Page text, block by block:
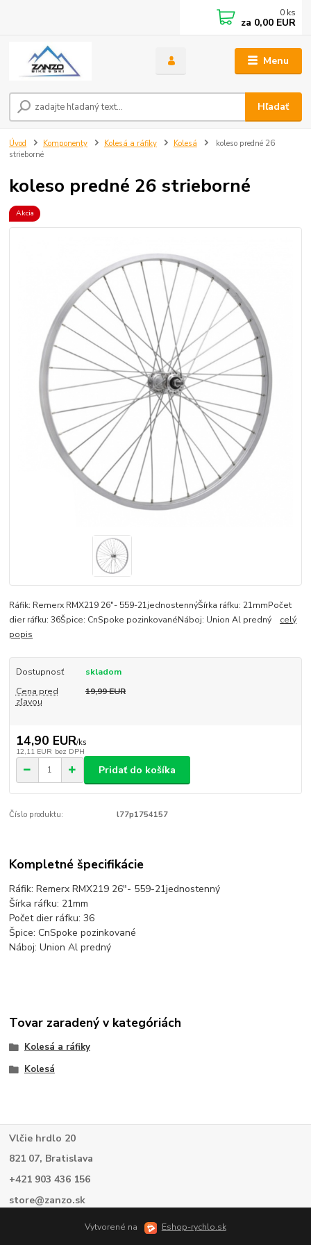
Menu
Hľadať
0 ks
za 0,00 EUR
Úvod Komponenty Kolesá a ráfiky Kolesá
koleso predné 26
strieborné
koleso predné 26 strieborné
Akcia
Ráfik: Remerx RMX219 26"- 559-21jednostennýŠírka ráfku: 21mmPočet
dier ráfku: 36Špice: CnSpoke pozinkovanéNáboj: Union Al predný celý
popis
Dostupnosť
skladom
Cena pred
zľavou
19,99 EUR
14,90 EUR/ks
12,11 EUR bez DPH
Pridať do košíka
Číslo produktu: l77p1754157
Kompletné špecifikácie
Ráfik: Remerx RMX219 26"- 559-21jednostenný
Šírka ráfku: 21mm
Počet dier ráfku: 36
Špice: CnSpoke pozinkované
Náboj: Union Al predný
Tovar zaradený v kategóriách
Kolesá a ráfiky
Kolesá
Vlčie hrdlo 20
821 07, Bratislava
+421 903 436 156
store@zanzo.sk
Vytvorené na Eshop-rychlo.sk